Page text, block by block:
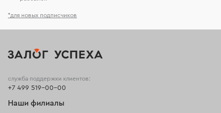
*для новых подписчиков
служба поддержки клиентов:
+7 499 519-00-00
Наши филиалы